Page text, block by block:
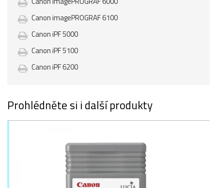
Canon imagePROGRAF 6100
Canon iPF 5000
Canon iPF 5100
Canon iPF 6200
Prohlédněte si i další produkty